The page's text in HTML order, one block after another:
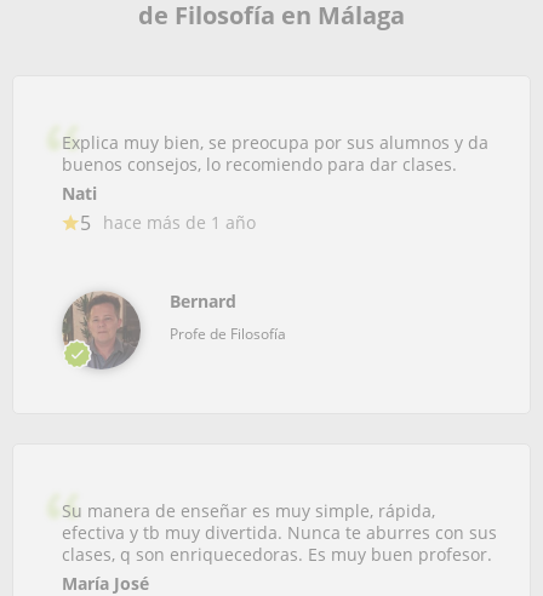
de Filosofía en Málaga
Explica muy bien, se preocupa por sus alumnos y da
buenos consejos, lo recomiendo para dar clases.
Nati
5 hace más de 1 año
Bernard
Profe de Filosofía
Su manera de enseñar es muy simple, rápida,
efectiva y tb muy divertida. Nunca te aburres con sus
clases, q son enriquecedoras. Es muy buen profesor.
María José